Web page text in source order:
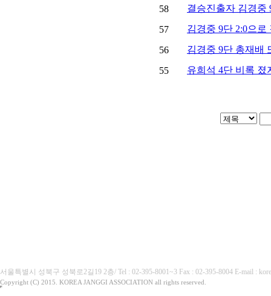
58 결승진출자 김경중
57 김경중 9단 2:0으로
56 김경중 9단 총재배
55 유희석 4단 비록 졌
서울특별시 성북구 성북로2길19 2층/ Tel : 02-395-8001~3 Fax : 02-395-8004 E-mail :
Copyright (C) 2015. KOREA JANGGI ASSOCIATION all rights reserved.